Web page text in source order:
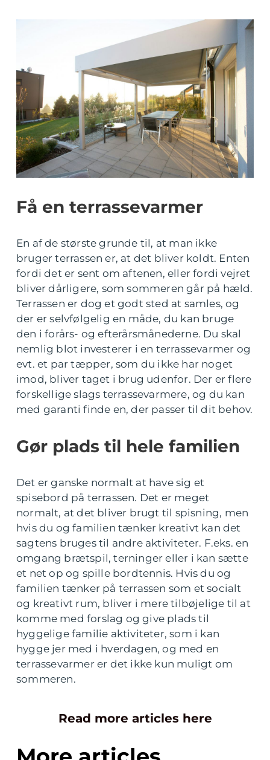
Få en terrassevarmer
En af de største grunde til, at man ikke
bruger terrassen er, at det bliver koldt. Enten
fordi det er sent om aftenen, eller fordi vejret
bliver dårligere, som sommeren går på hæld.
Terrassen er dog et godt sted at samles, og
der er selvfølgelig en måde, du kan bruge
den i forårs- og efterårsmånederne. Du skal
nemlig blot investerer i en terrassevarmer og
evt. et par tæpper, som du ikke har noget
imod, bliver taget i brug udenfor. Der er flere
forskellige slags terrassevarmere, og du kan
med garanti finde en, der passer til dit behov.
Gør plads til hele familien
Det er ganske normalt at have sig et
spisebord på terrassen. Det er meget
normalt, at det bliver brugt til spisning, men
hvis du og familien tænker kreativt kan det
sagtens bruges til andre aktiviteter. F.eks. en
omgang brætspil, terninger eller i kan sætte
et net op og spille bordtennis. Hvis du og
familien tænker på terrassen som et socialt
og kreativt rum, bliver i mere tilbøjelige til at
komme med forslag og give plads til
hyggelige familie aktiviteter, som i kan
hygge jer med i hverdagen, og med en
terrassevarmer er det ikke kun muligt om
sommeren.
Read more articles here